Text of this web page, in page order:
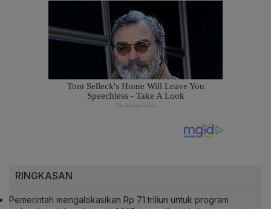
RINGKASAN
Pemerintah mengalokasikan Rp 71 triliun untuk program